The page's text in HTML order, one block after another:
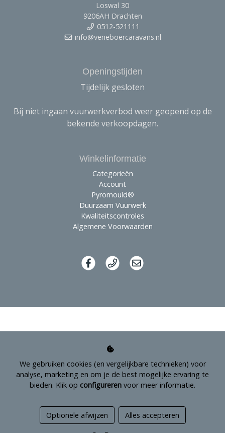
We gebruiken cookies (en vergelijkbare technieken) voor
analyse, marketing en om je de best mogelijke ervaring te
bieden. Klik op configureren voor meer informatie.
Optionele afwijzen Alles accepteren
Loswal 30
9206AH Drachten
0512-521111
info@veneboercaravans.nl
Openingstijden
Tijdelijk gesloten
Bij niet ingaan vuurwerkverbod weer geopend op de
bekende verkoopdagen.
Winkelinformatie
Categorieën
Account
Pyromould®
Duurzaam Vuurwerk
Kwaliteitscontroles
Algemene Voorwaarden
Managed hosting
Webshopontwikkeling